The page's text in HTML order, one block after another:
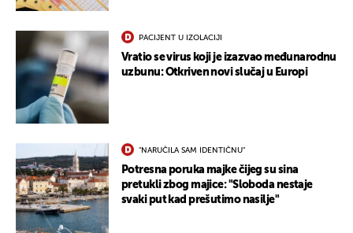
PACIJENT U IZOLACIJI
Vratio se virus koji je izazvao međunarodnu
uzbunu: Otkriven novi slučaj u Europi
"NARUČILA SAM IDENTIČNU"
Potresna poruka majke čijeg su sina
pretukli zbog majice: "Sloboda nestaje
svaki put kad prešutimo nasilje"